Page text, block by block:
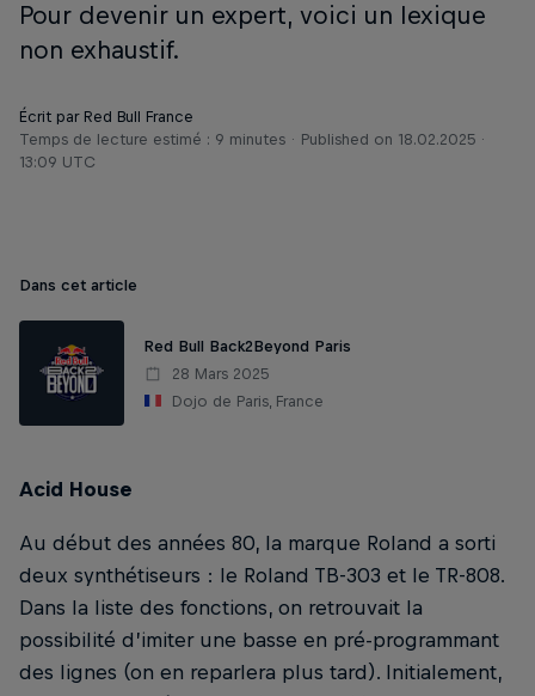
Pour devenir un expert, voici un lexique
non exhaustif.
Écrit par Red Bull France
Temps de lecture estimé : 9 minutes
Published on 18.02.2025 ·
13:09 UTC
Dans cet article
Red Bull Back2Beyond Paris
28 Mars 2025
Dojo de Paris, France
Acid House
Au début des années 80, la marque Roland a sorti
deux synthétiseurs : le Roland TB-303 et le TR-808.
Dans la liste des fonctions, on retrouvait la
possibilité d’imiter une basse en pré-programmant
des lignes (on en reparlera plus tard). Initialement,